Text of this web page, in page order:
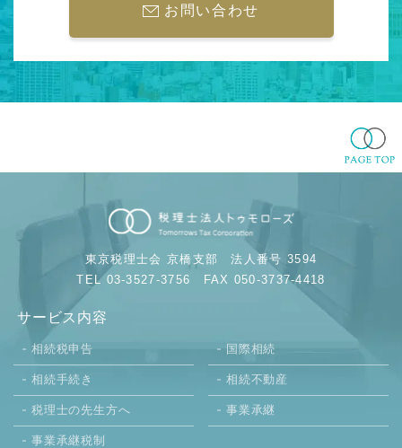
お問い合わせ
東京税理士会 京橋支部法人番号 3594
TEL 03-3527-3756 FAX 050-3737-4418
サービス内容
相続税申告 国際相続
相続手続き 相続不動産
税理士の先生方へ 事業承継
事業承継税制